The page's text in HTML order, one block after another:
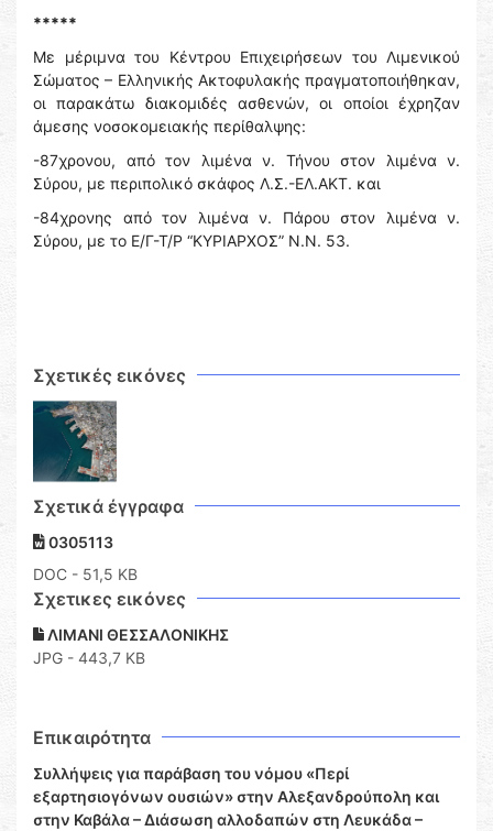
*****
Με μέριμνα του Κέντρου Επιχειρήσεων του Λιμενικού
Σώματος – Ελληνικής Ακτοφυλακής πραγματοποιήθηκαν,
οι παρακάτω διακομιδές ασθενών, οι οποίοι έχρηζαν
άμεσης νοσοκομειακής περίθαλψης:
-87χρονου, από τον λιμένα ν. Τήνου στον λιμένα ν.
Σύρου, με περιπολικό σκάφος Λ.Σ.-ΕΛ.ΑΚΤ. και
-84χρονης από τον λιμένα ν. Πάρου στον λιμένα ν.
Σύρου, με το Ε/Γ-Τ/Ρ “ΚΥΡΙΑΡΧΟΣ” Ν.Ν. 53.
Σχετικές εικόνες
Σχετικά έγγραφα
0305113
DOC - 51,5 KB
Σχετικες εικόνες
ΛΙΜΑΝΙ ΘΕΣΣΑΛΟΝΙΚΗΣ
JPG - 443,7 KB
Επικαιρότητα
Συλλήψεις για παράβαση του νόμου «Περί
εξαρτησιογόνων ουσιών» στην Αλεξανδρούπολη και
στην Καβάλα – Διάσωση αλλοδαπών στη Λευκάδα –